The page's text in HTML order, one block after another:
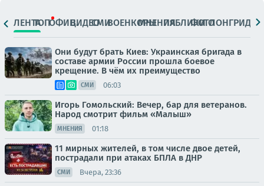
ЛЕНТАТОПОФИЦ.ВИДЕОСМИВОЕНКОРЫМНЕНИЯПАБЛИКИ
ФОТОЛОНГРИДЫ
Они будут брать Киев: Украинская бригада в
составе армии России прошла боевое
крещение. В чём их преимущество
СМИ 06:03
Игорь Гомольский: Вечер, бар для ветеранов.
Народ смотрит фильм «Малыш»
МНЕНИЯ 01:18
11 мирных жителей, в том числе двое детей,
пострадали при атаках БПЛА в ДНР
СМИ Вчера, 23:36